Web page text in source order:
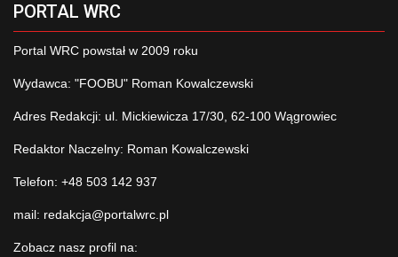
PORTAL WRC
Portal WRC powstał w 2009 roku
Wydawca: "FOOBU" Roman Kowalczewski
Adres Redakcji: ul. Mickiewicza 17/30, 62-100 Wągrowiec
Redaktor Naczelny: Roman Kowalczewski
Telefon: +48 503 142 937
mail: redakcja@portalwrc.pl
Zobacz nasz profil na: